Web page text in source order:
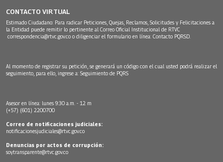
CONTACTO VIRTUAL
Estimado Ciudadano: Para radicar Peticiones, Quejas, Reclamos, Solicitudes y Felicitaciones a
la Entidad puede remitir lo pertinente al Correo Oficial Institucional de RTVC
correspondencia@rtvc.gov.co o diligenciar el formulario en línea: Contacto PQRSD.
Al momento de registrar su petición, se generará un código con el cual usted podrá realizar el
seguimiento, para ello, ingrese a: Seguimiento de PQRS
Asesor en línea: lunes 9:30 a.m. - 12 m
(+57) (601) 2200700
Correo de notificaciones judiciales:
notificacionesjudiciales@rtvc.gov.co
Denuncias por actos de corrupción:
soytransparente@rtvc.gov.co